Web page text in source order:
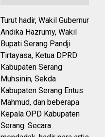
Turut hadir, Wakil Gubernur
Andika Hazrumy, Wakil
Bupati Serang Pandji
Tirtayasa, Ketua DPRD
Kabupaten Serang
Muhsinin, Sekda
Kabupaten Serang Entus
Mahmud, dan beberapa
Kepala OPD Kabupaten
Serang. Secara